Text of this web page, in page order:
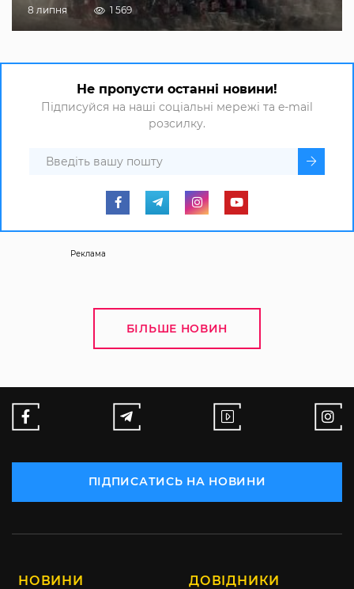
8 липня 1 569
Не пропусти останні новини!
Підписуйся на наші соціальні мережі та e-mail
розсилку.
Реклама
БІЛЬШЕ НОВИН
ПІДПИСАТИСЬ НА НОВИНИ
НОВИНИ ДОВІДНИКИ